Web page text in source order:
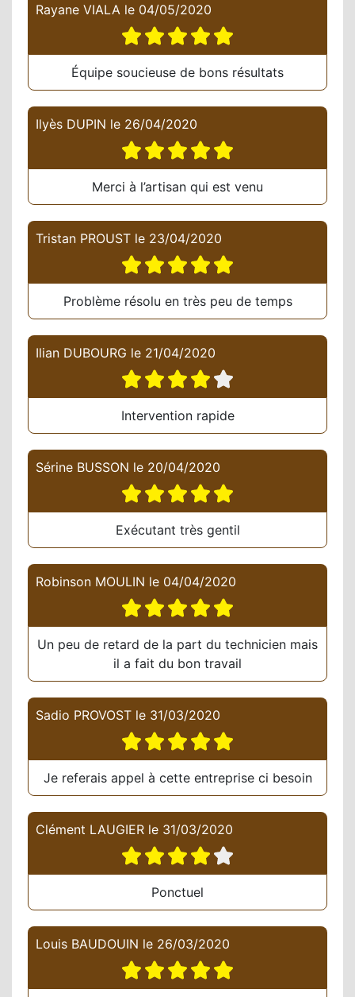
Rayane VIALA le 04/05/2020
Équipe soucieuse de bons résultats
Ilyès DUPIN le 26/04/2020
Merci à l’artisan qui est venu
Tristan PROUST le 23/04/2020
Problème résolu en très peu de temps
Ilian DUBOURG le 21/04/2020
Intervention rapide
Sérine BUSSON le 20/04/2020
Exécutant très gentil
Robinson MOULIN le 04/04/2020
Un peu de retard de la part du technicien mais
il a fait du bon travail
Sadio PROVOST le 31/03/2020
Je referais appel à cette entreprise ci besoin
Clément LAUGIER le 31/03/2020
Ponctuel
Louis BAUDOUIN le 26/03/2020